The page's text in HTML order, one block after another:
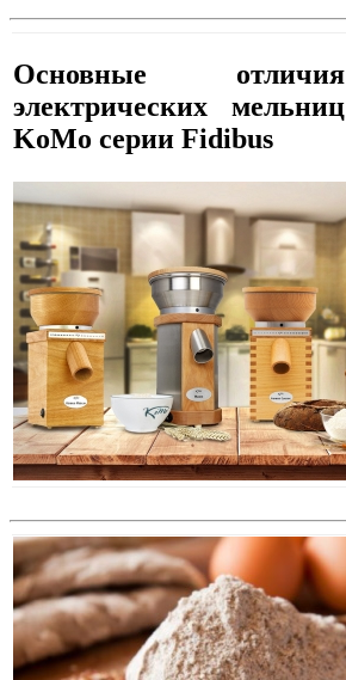
Основные отличия
электрических мельниц
KoMo серии Fidibus